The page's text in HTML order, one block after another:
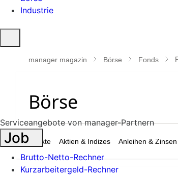
Industrie
öffnen
manager magazin Börse Fonds
Märkte Aktien & Indizes Anleihen & Zinsen
Serviceangebote von manager-Partnern
Job
Brutto-Netto-Rechner
Kurzarbeitergeld-Rechner